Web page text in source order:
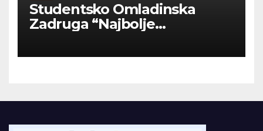
Studentsko Omladinska
Zadruga “Najbolje